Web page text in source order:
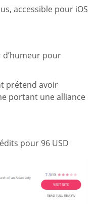
accessible pour iOS
pour
prétend avoir
portant une alliance
pour 96 USD